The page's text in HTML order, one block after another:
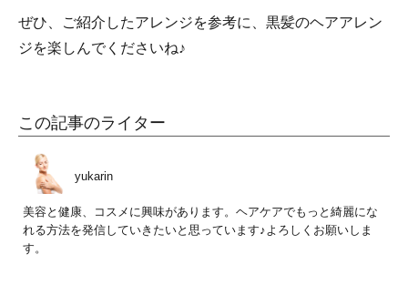
ぜひ、ご紹介したアレンジを参考に、黒髪のヘアアレン
ジを楽しんでくださいね♪
この記事のライター
yukarin
美容と健康、コスメに興味があります。ヘアケアでもっと綺麗にな
れる方法を発信していきたいと思っています♪よろしくお願いしま
す。